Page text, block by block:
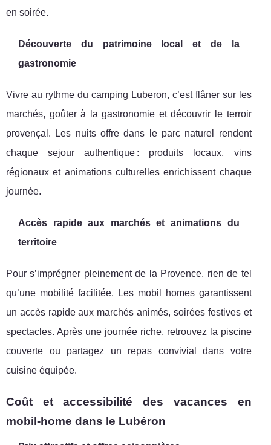
en soirée.
Découverte du patrimoine local et de la
gastronomie
Vivre au rythme du camping Luberon, c’est flâner sur les
marchés, goûter à la gastronomie et découvrir le terroir
provençal. Les nuits offre dans le parc naturel rendent
chaque sejour authentique : produits locaux, vins
régionaux et animations culturelles enrichissent chaque
journée.
Accès rapide aux marchés et animations du
territoire
Pour s’imprégner pleinement de la Provence, rien de tel
qu’une mobilité facilitée. Les mobil homes garantissent
un accès rapide aux marchés animés, soirées festives et
spectacles. Après une journée riche, retrouvez la piscine
couverte ou partagez un repas convivial dans votre
cuisine équipée.
Coût et accessibilité des vacances en
mobil-home dans le Lubéron